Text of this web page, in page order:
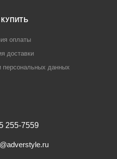
КУПИТЬ
оплаты
доставки
персональных данных
255-7559